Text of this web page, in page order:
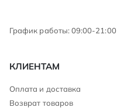
График работы: 09:00-21:00
КЛИЕНТАМ
Оплата и доставка
Возврат товаров